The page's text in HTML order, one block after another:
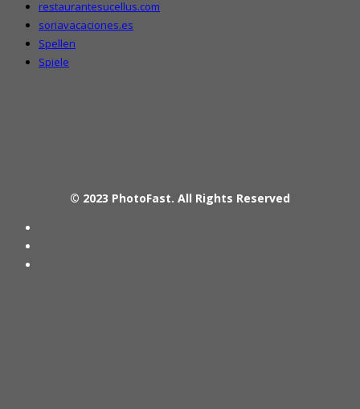
restaurantesucellus.com
soriavacaciones.es
Spellen
Spiele
© 2023 PhotoFast. All Rights Reserved